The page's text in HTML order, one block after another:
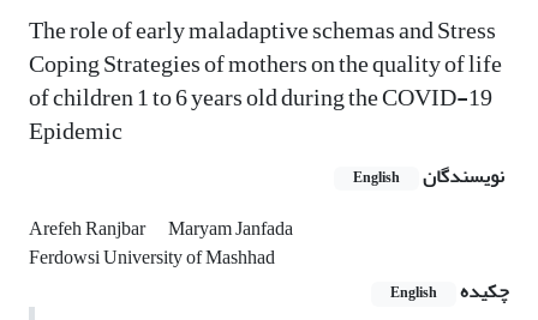
The role of early maladaptive schemas and Stress
Coping Strategies of mothers on the quality of life
of children 1 to 6 years old during the COVID-19
Epidemic
نویسندگان English
Arefeh Ranjbar Maryam Janfada
Ferdowsi University of Mashhad
چکیده
English